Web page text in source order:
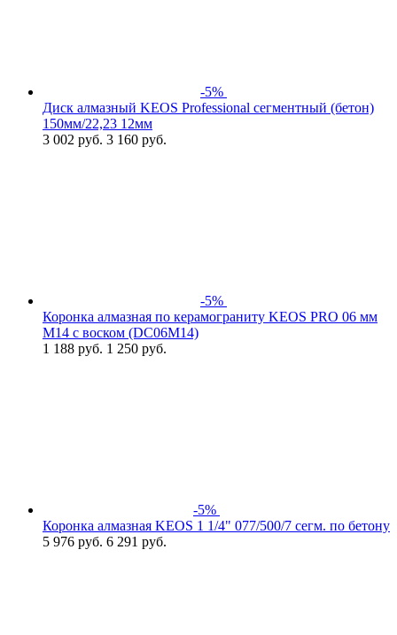
-5%
Диск алмазный KEOS Professional сегментный (бетон)
150мм/22,23 12мм
3 002 руб. 3 160 руб.
-5%
Коронка алмазная по керамограниту KEOS PRO 06 мм
M14 с воском (DC06M14)
1 188 руб. 1 250 руб.
-5%
Коронка алмазная KEOS 1 1/4" 077/500/7 сегм. по бетону
5 976 руб. 6 291 руб.